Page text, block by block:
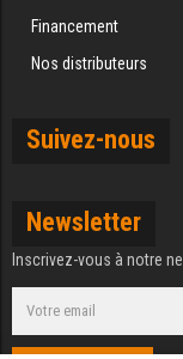
Financement
Nos distributeurs
Suivez-nous
Newsletter
Inscrivez-vous à notre